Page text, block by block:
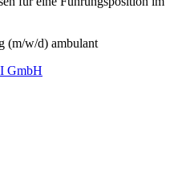
(m/w/d) ambulant
GmbH